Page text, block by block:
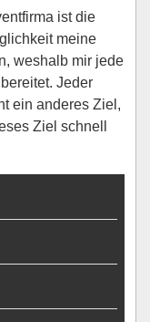
ist die
meine
weshalb mir jede
Jeder
ein anderes Ziel,
Ziel schnell